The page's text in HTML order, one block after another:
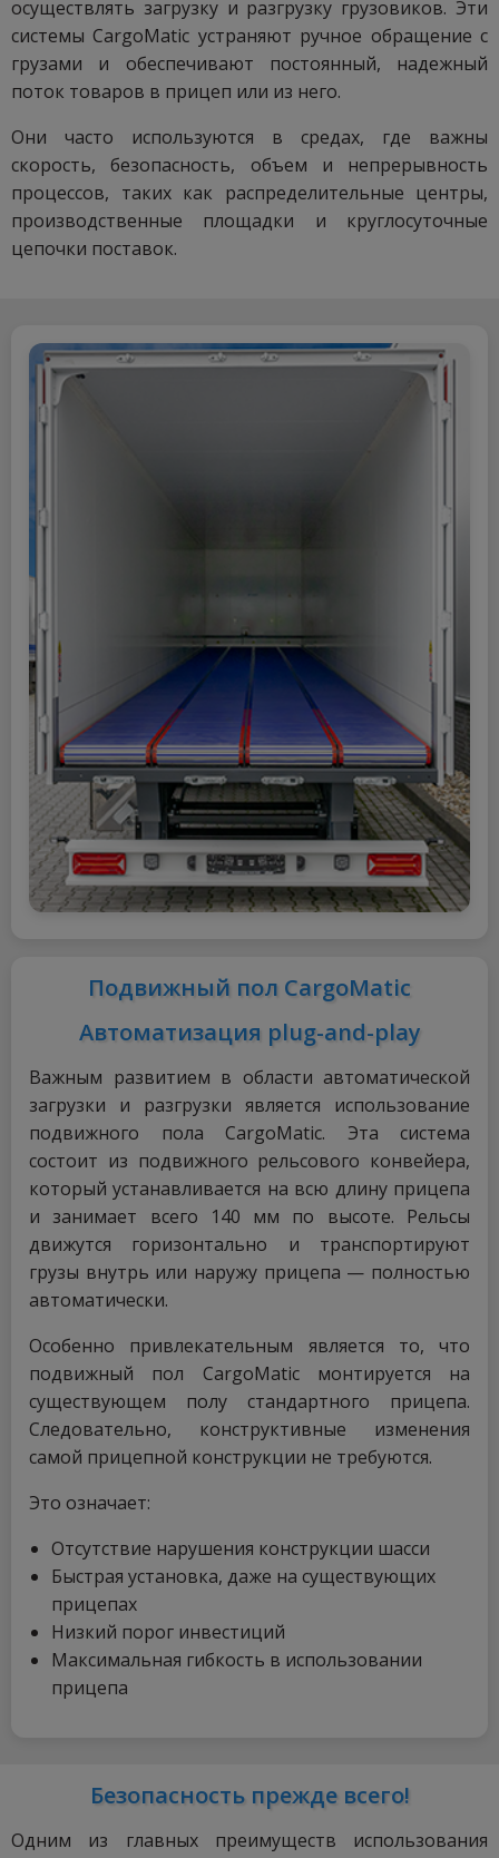
осуществлять загрузку и разгрузку грузовиков. Эти
системы CargoMatic устраняют ручное обращение с
грузами и обеспечивают постоянный, надежный
поток товаров в прицеп или из него.
Они часто используются в средах, где важны
скорость, безопасность, объем и непрерывность
процессов, таких как распределительные центры,
производственные площадки и круглосуточные
цепочки поставок.
Подвижный пол CargoMatic
Автоматизация plug-and-play
Важным развитием в области автоматической
загрузки и разгрузки является использование
подвижного пола CargoMatic. Эта система
состоит из подвижного рельсового конвейера,
который устанавливается на всю длину прицепа
и занимает всего 140 мм по высоте. Рельсы
движутся горизонтально и транспортируют
грузы внутрь или наружу прицепа — полностью
автоматически.
Особенно привлекательным является то, что
подвижный пол CargoMatic монтируется на
существующем полу стандартного прицепа.
Следовательно, конструктивные изменения
самой прицепной конструкции не требуются.
Это означает:
Отсутствие нарушения конструкции шасси
Быстрая установка, даже на существующих
прицепах
Низкий порог инвестиций
Максимальная гибкость в использовании
прицепа
Безопасность прежде всего!
Одним из главных преимуществ использования